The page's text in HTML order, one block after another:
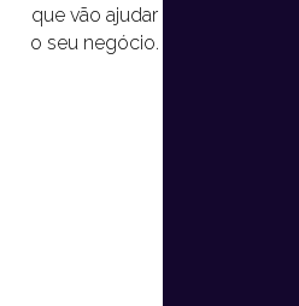
que vão ajudar
o seu negócio.